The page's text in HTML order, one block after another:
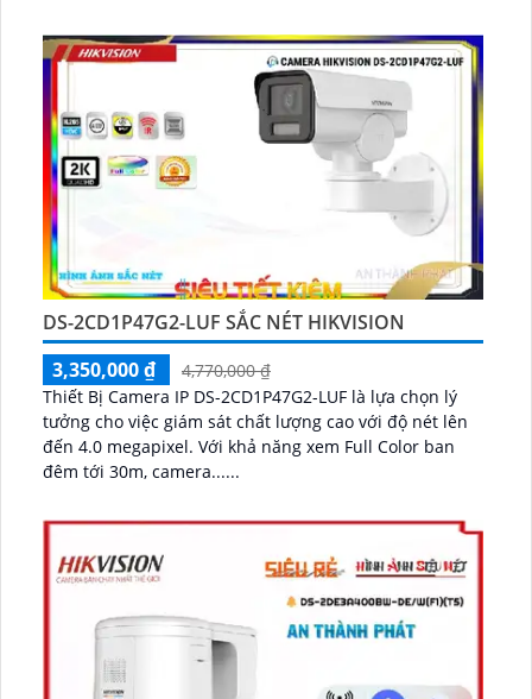
DS-2CD1P47G2-LUF SẮC NÉT HIKVISION
3,350,000 ₫
4,770,000 ₫
Thiết Bị Camera IP DS-2CD1P47G2-LUF là lựa chọn lý
tưởng cho việc giám sát chất lượng cao với độ nét lên
đến 4.0 megapixel. Với khả năng xem Full Color ban
đêm tới 30m, camera......